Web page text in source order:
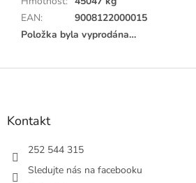
EAN:
9008122000015
Položka byla vyprodána…
Z
Kontakt
252 544 315
Sledujte nás na facebooku